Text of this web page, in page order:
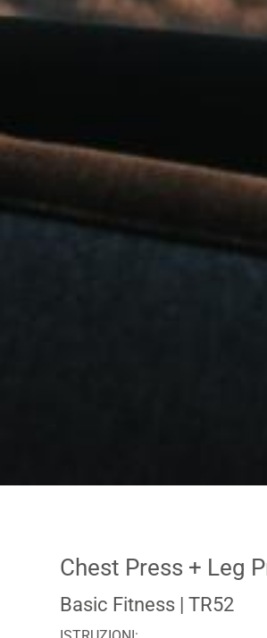
Chest Press + Leg
Basic Fitness | TR52